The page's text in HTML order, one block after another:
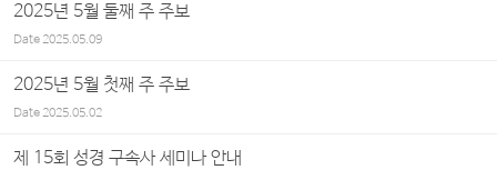
2025년 5월 둘째 주 주보
Date2025.05.09
2025년 5월 첫째 주 주보
Date2025.05.02
제 15회 성경 구속사 세미나 안내